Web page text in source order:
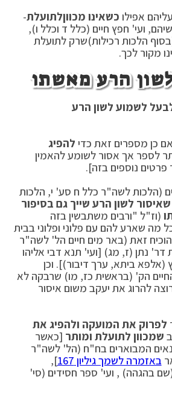
אפילו כשאינו מכווןלתועלת-
ועי' חפץ חיים (כלל ד וכלל ו),
הלכות רכילות)שרק לתועלת
מקור לכך.
הרע מאשתו
לשמוע לשון הרע
כן מספרים זאת כדי להפיג
לספר אך אסור לשומע להאמין
נוספים בזה].
(הלכות לשה"ר כלל ח סע' י, הלכות
שאיסור לשון הרע שייך גם בסיפור
(וז"ל "ורבים משתבשין בזה
מה שארע להם עם פלוני ופלוני בבית
זאת (באר מים חיים הל' לשה"ר
נתן (ז, מג) [ועי' תנא דבי אליהו
(אלפא ביתא, ערך דיבור)]. וכן
הק' (בראשית כז, מו) שרבקה לא
להרוג את יעקב משום איסור
לפרוק את המועקה ולהפיג את
שמכוון לתועלת ומותר [כאשר
המבוארים בח"ח (הל' לשה"ר
באזמרה לשמך גיליון 167
],
בהגהה) , ועי' ספר חסידים (סי'